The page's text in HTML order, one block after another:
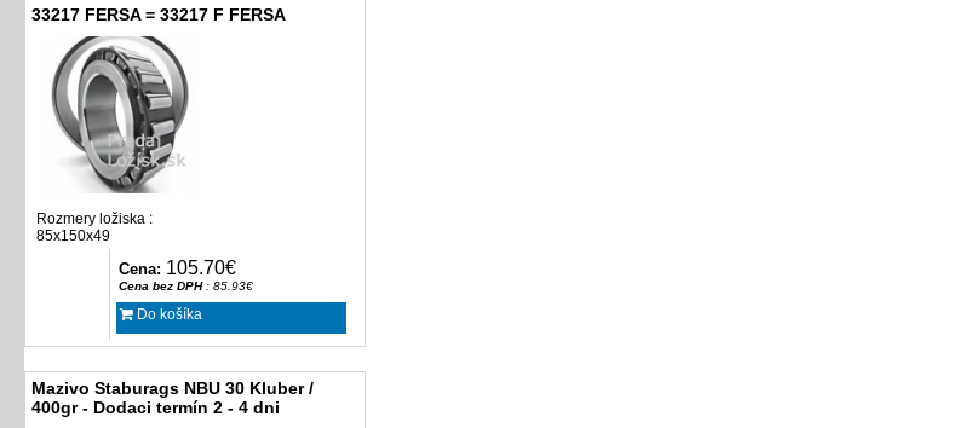
33217 FERSA = 33217 F FERSA
Rozmery ložiska :
85x150x49
Cena: 105.70€
Cena bez DPH: 85.93€
Do košíka
Mazivo Staburags NBU 30 Kluber /
400gr - Dodaci termín 2 - 4 dni